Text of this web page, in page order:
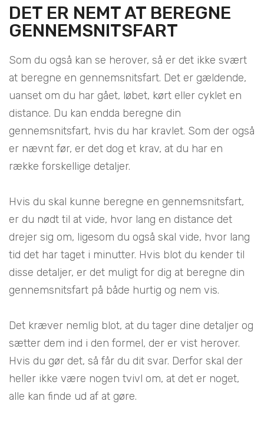
DET ER NEMT AT BEREGNE
GENNEMSNITSFART
Som du også kan se herover, så er det ikke svært
at beregne en gennemsnitsfart. Det er gældende,
uanset om du har gået, løbet, kørt eller cyklet en
distance. Du kan endda beregne din
gennemsnitsfart, hvis du har kravlet. Som der også
er nævnt før, er det dog et krav, at du har en
række forskellige detaljer.
Hvis du skal kunne beregne en gennemsnitsfart,
er du nødt til at vide, hvor lang en distance det
drejer sig om, ligesom du også skal vide, hvor lang
tid det har taget i minutter. Hvis blot du kender til
disse detaljer, er det muligt for dig at beregne din
gennemsnitsfart på både hurtig og nem vis.
Det kræver nemlig blot, at du tager dine detaljer og
sætter dem ind i den formel, der er vist herover.
Hvis du gør det, så får du dit svar. Derfor skal der
heller ikke være nogen tvivl om, at det er noget,
alle kan finde ud af at gøre.